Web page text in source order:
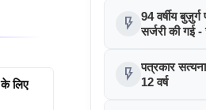
लिए
flash_on 94 वर्षीय
सर्जरी की गई
flash_on पत्रकार
12 वर्ष